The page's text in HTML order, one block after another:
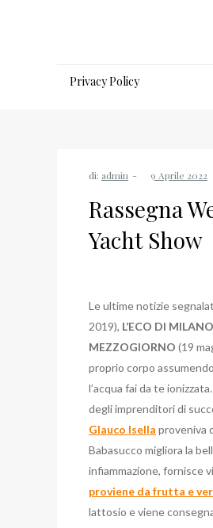
Privacy Policy
di: admin
Rassegna
Yacht Show
Le ultime notizie
2019), L’ECO DI MILANO
MEZZOGIORNO (19
proprio corpo
l’acqua fai da te
degli imprenditori di
Glauco Isella proveniva
Babasucco migliora la
infiammazione, fornisce
proviene da frutta e
lattosio e viene